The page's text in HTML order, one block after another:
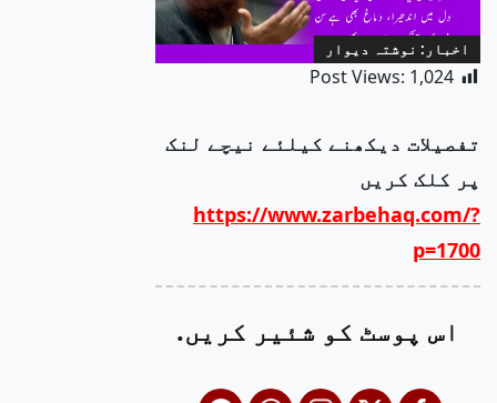
اخبار: نوشتہ دیوار
Post Views: 1,024
تفصیلات دیکھنے کیلئے نیچے لنک
پر کلک کریں
https://www.zarbehaq.com/?
p=1700
اس پوسٹ کو شئیر کریں.